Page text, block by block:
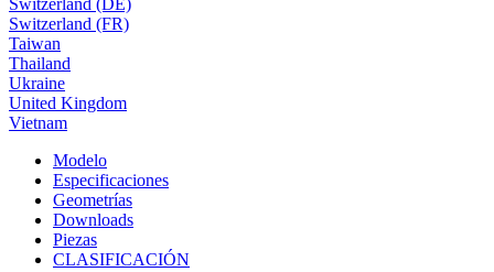
Switzerland (FR)
Taiwan
Thailand
Ukraine
United Kingdom
Vietnam
Modelo
Especificaciones
Geometrías
Downloads
Piezas
CLASIFICACIÓN